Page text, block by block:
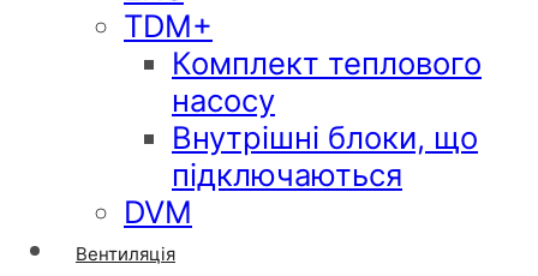
TDM+
Комплект теплового
насосу
Внутрішні блоки, що
підключаються
DVM
Вентиляція